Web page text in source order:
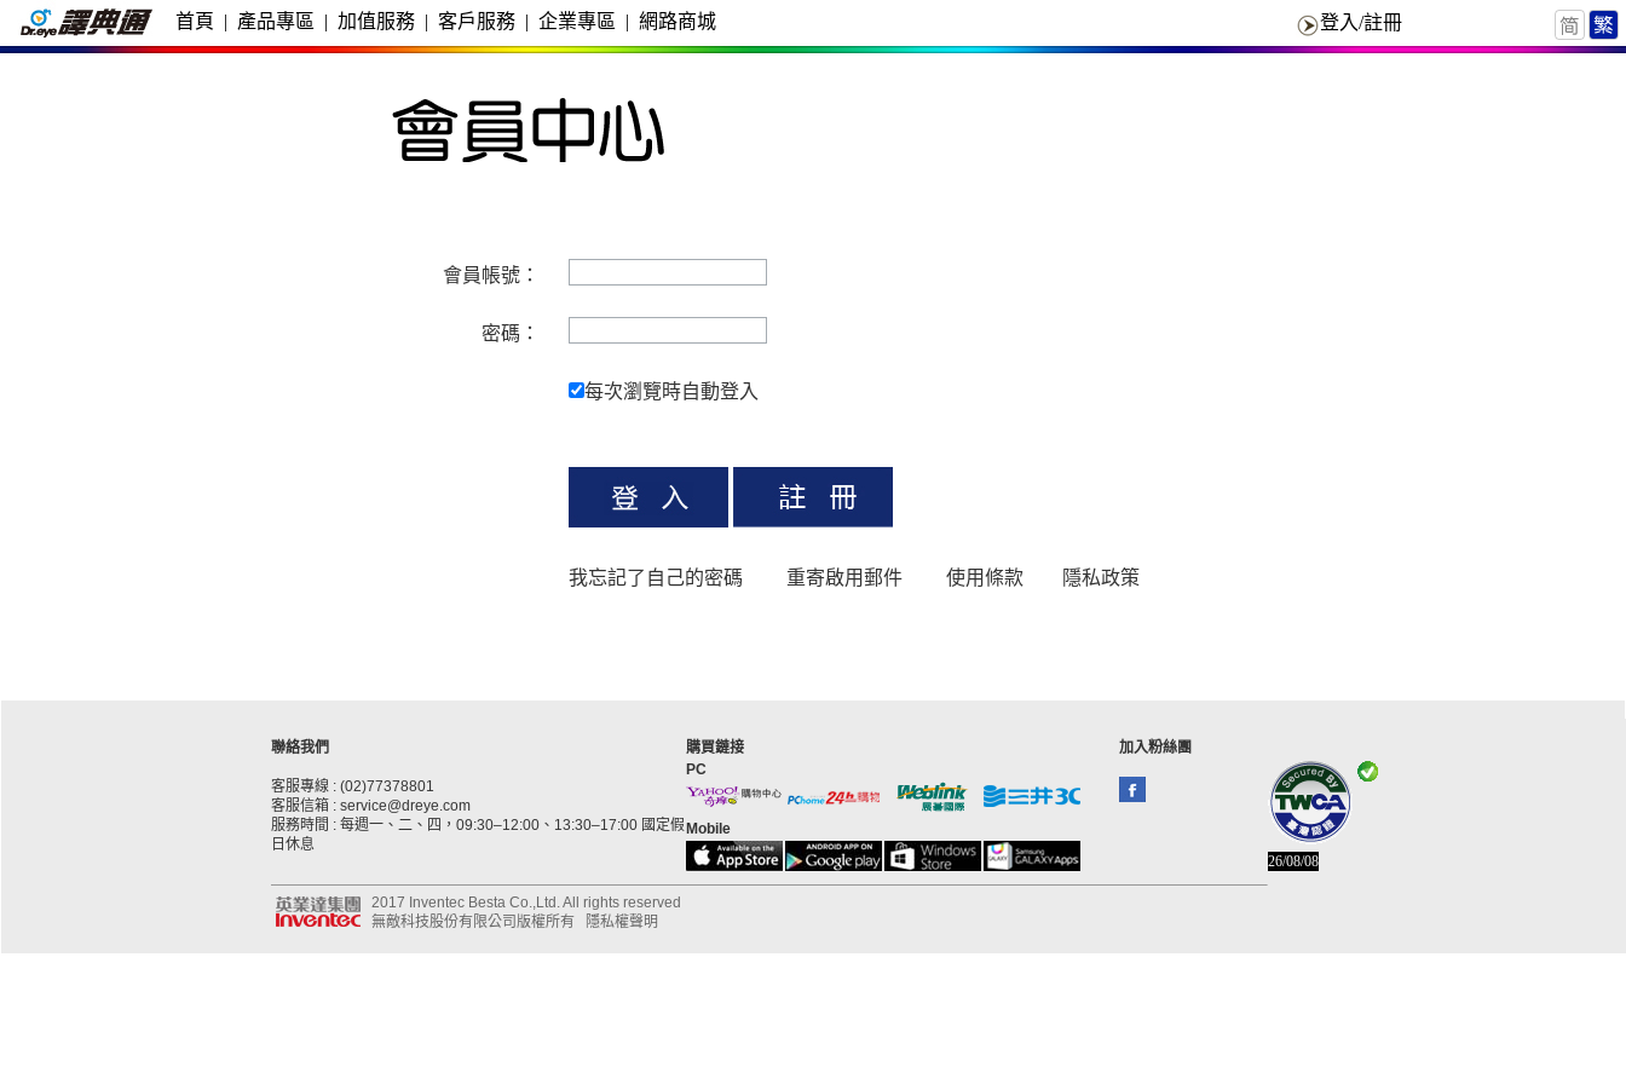
首頁 | 產品專區 | 加值服務 | 客戶服務 | 企業專區 | 網路商城 登入/註冊
會員帳號：
密碼：
每次瀏覽時自動登入
我忘記了自己的密碼 重寄啟用郵件 使用條款 隱私政策
聯絡我們
客服專線 : (02)77378801
客服信箱 : service@dreye.com
服務時間 : 每週一、二、四，09:30–12:00、13:30–17:00 國定假
日休息
購買鏈接
PC
Mobile
加入粉絲團
26/08/08
2017 Inventec Besta Co.,Ltd. All rights reserved
無敵科技股份有限公司版權所有
隱私權聲明